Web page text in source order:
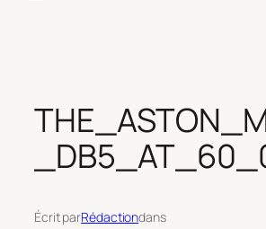
Écrit parRédactiondans